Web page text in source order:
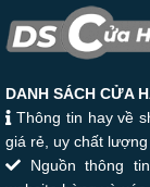
DANH SÁCH CỬA
Thông tin hay về
giá rẻ, uy chất
Nguồn thông